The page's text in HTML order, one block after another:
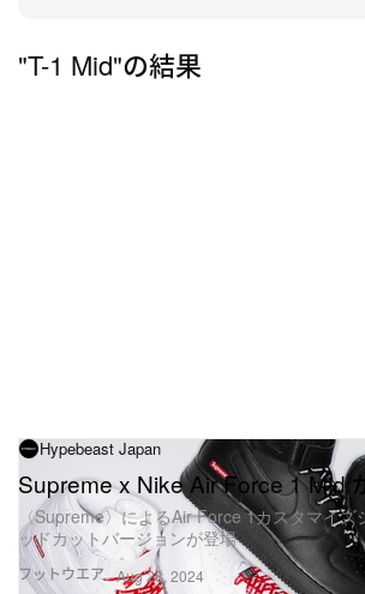
"T-1 Mid"の結果
Hypebeast Japan
Supreme x Nike Air Force 1 Mid
〈Supreme〉によるAir Force 1カスタマイズ
ッドカットバージョンが登場
フットウエア Aug 28, 2024